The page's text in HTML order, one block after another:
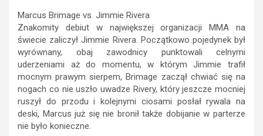
Marcus Brimage vs. Jimmie Rivera
Znakomity debiut w największej organizacji MMA na
świecie zaliczył Jimmie Rivera. Początkowo pojedynek był
wyrównany, obaj zawodnicy punktowali celnymi
uderzeniami aż do momentu, w którym Jimmie trafił
mocnym prawym sierpem, Brimage zaczął chwiać się na
nogach co nie uszło uwadze Rivery, który jeszcze mocniej
ruszył do przodu i kolejnymi ciosami posłał rywala na
deski, Marcus już się nie bronił także dobijanie w parterze
nie było konieczne.